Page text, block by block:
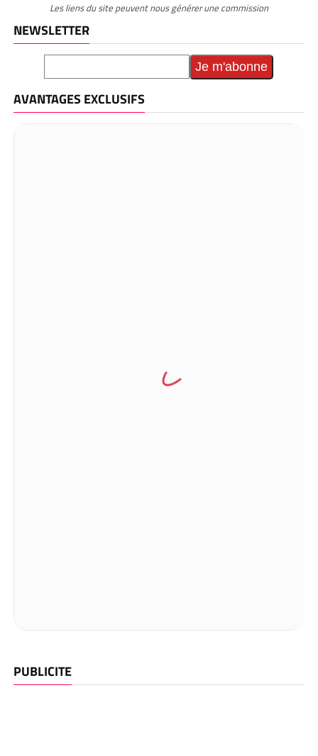
Les liens du site peuvent nous générer une commission
NEWSLETTER
AVANTAGES EXCLUSIFS
PUBLICITE